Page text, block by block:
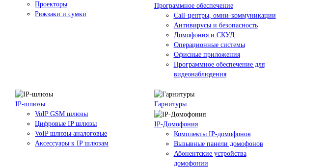
Проекторы
Рюкзаки и сумки
Программное обеспечение
Call-центры, омни-коммуникации
Антивирусы и безопасность
Домофония и СКУД
Операционные системы
Офисные приложения
Программное обеспечение для
видеонаблюдения
IP-шлюзы
VoIP GSM шлюзы
Цифровые IP шлюзы
VoIP шлюзы аналоговые
Аксессуары к IP шлюзам
Гарнитуры
IP-Домофония
Комплекты IP-домофонов
Вызывные панели домофонов
Абонентские устройства
домофонии